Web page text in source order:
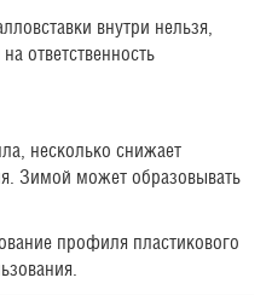
внутри нельзя,
ответственность
несколько снижает
Зимой может образовывать
профиля пластикового